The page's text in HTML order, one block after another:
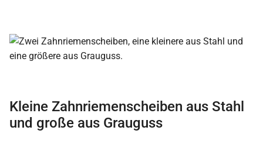
Kleine Zahnriemenscheiben aus Stahl
und große aus Grauguss